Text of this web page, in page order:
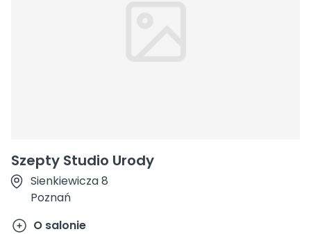
Szepty Studio Urody
Sienkiewicza 8
Poznań
O salonie